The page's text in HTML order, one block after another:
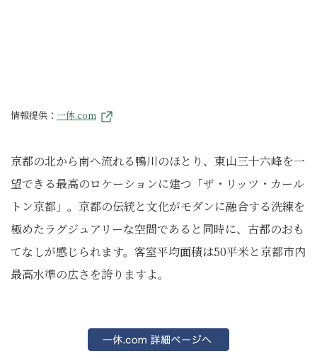
情報提供： 一休.com
京都の北から南へ流れる鴨川のほとり、東山三十六峰を一
望できる最高のロケーションに建つ「ザ・リッツ・カール
トン京都」。京都の伝統と文化がモダンに融合する洗練を
極めたラグジュアリーな空間であると同時に、古都のおも
てなしが感じられます。客室平均面積は50平米と京都市内
最高水準の広さを誇りますよ。